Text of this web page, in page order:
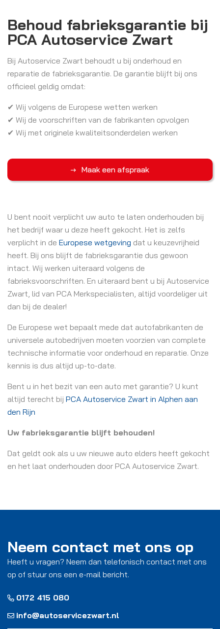
Behoud fabrieksgarantie bij
PCA Autoservice Zwart
Bij Autoservice Zwart behoudt u bij onderhoud en
reparatie de fabrieksgarantie. De garantie blijft bij ons
officieel geldig omdat:
✔ Wij volgens de Europese wetten werken
✔ Wij de voorschriften van de fabrikanten opvolgen
✔ Wij met originele kwaliteitsonderdelen werken
Maak een afspraak
U bent nooit verplicht uw auto te laten onderhouden bij
het bedrijf waar u deze heeft gekocht. Het is zelfs
verplicht in de Europese wetgeving dat u keuzevrijheid
heeft. Bij ons blijft de fabrieksgarantie dus gewoon
intact. Wij werken uiteraard volgens de
fabrieksvoorschriften. En uiteraard bent u bij Autoservice
Zwart, lid van PCA Merkspecialisten, altijd voordeliger uit
dan bij de dealer!
De Europese wet bepaalt mede dat autofabrikanten de
universele autobedrijven moeten voorzien van complete
technische informatie voor onderhoud en reparatie. Onze
kennis is dus altijd up-to-date.
Bent u in het bezit van een auto met garantie? U kunt
altijd terecht bij PCA Autoservice Zwart in Alphen aan
den Rijn
Uw fabrieksgarantie blijft behouden!
Dat geldt ook als u uw nieuwe auto elders heeft gekocht
en het laat onderhouden door PCA Autoservice Zwart.
Neem contact met ons op
Heeft u vragen? Neem dan telefonisch contact met ons
op of stuur ons een e-mail bericht.
0172 415 080
info@autoservicezwart.nl